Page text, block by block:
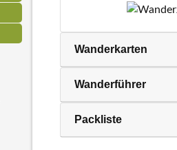
Wanderkarten
Wanderführer
Packliste